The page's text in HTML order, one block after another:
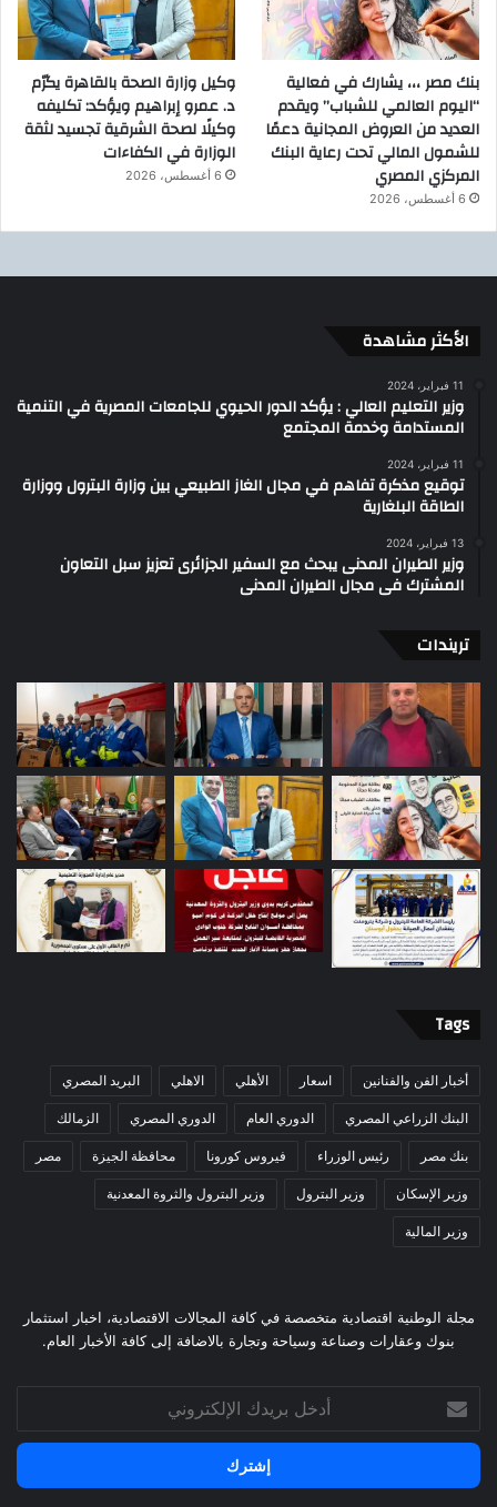
بنك مصر ،،، يشارك في فعالية
“اليوم العالمي للشباب” ويقدم
العديد من العروض المجانية دعمًا
للشمول المالي تحت رعاية البنك
المركزي المصري
6 أغسطس، 2026
وكيل وزارة الصحة بالقاهرة يكرّم
د. عمرو إبراهيم ويؤكد: تكليفه
وكيلًا لصحة الشرقية تجسيد لثقة
الوزارة في الكفاءات
6 أغسطس، 2026
الأكثر مشاهدة
11 فبراير، 2024
وزير التعليم العالي : يؤكد الدور الحيوي للجامعات المصرية في التنمية
المستدامة وخدمة المجتمع
11 فبراير، 2024
توقيع مذكرة تفاهم في مجال الغاز الطبيعي بين وزارة البترول ووزارة
الطاقة البلغارية
13 فبراير، 2024
وزير الطيران المدنى يبحث مع السفير الجزائرى تعزيز سبل التعاون
المشترك فى مجال الطيران المدنى
تريندات
Tags
أخبار الفن والفنانين اسعار الأهلي الاهلي البريد المصري
البنك الزراعي المصري الدوري العام الدوري المصري الزمالك
بنك مصر رئيس الوزراء فيروس كورونا محافظة الجيزة مصر
وزير الإسكان وزير البترول وزير البترول والثروة المعدنية
وزير المالية
مجلة الوطنية اقتصادية متخصصة في كافة المجالات الاقتصادية، اخبار استثمار
بنوك وعقارات وصناعة وسياحة وتجارة بالاضافة إلى كافة الأخبار العام.
بريدك
الإلكتروني